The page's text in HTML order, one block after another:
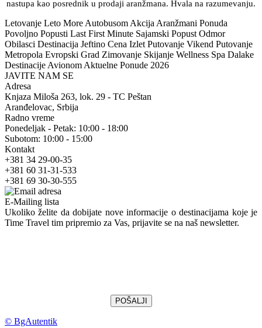
nastupa kao posrednik u prodaji aranžmana. Hvala na razumevanju.
Letovanje Leto More Autobusom Akcija Aranžmani Ponuda
Povoljno Popusti Last First Minute Sajamski Popust Odmor
Obilasci Destinacija Jeftino Cena Izlet Putovanje Vikend Putovanje
Metropola Evropski Grad Zimovanje Skijanje Wellness Spa Dalake
Destinacije Avionom Aktuelne Ponude 2026
JAVITE NAM SE
Adresa
Knjaza Miloša 263, lok. 29 - TC Peštan
Aranđelovac, Srbija
Radno vreme
Ponedeljak - Petak: 10:00 - 18:00
Subotom: 10:00 - 15:00
Kontakt
+381 34 29-00-35
+381 60 31-31-533
+381 69 30-30-555
E-Mailing lista
Ukoliko želite da dobijate nove informacije o destinacijama koje je
Time Travel tim pripremio za Vas, prijavite se na naš newsletter.
© BgAutentik